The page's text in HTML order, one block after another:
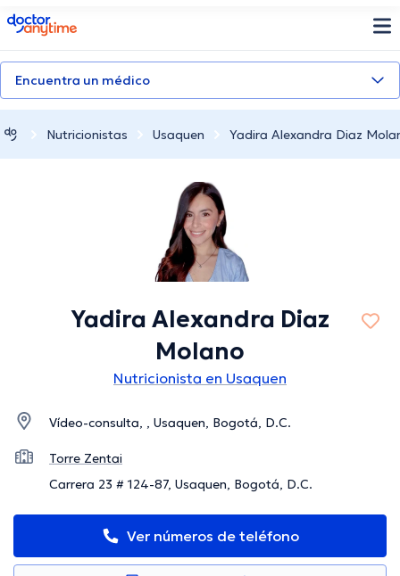
doctoranytime
Encuentra un médico
Nutricionistas Usaquen Yadira Alexandra Diaz
Yadira Alexandra Diaz
Molano
Nutricionista en Usaquen
Vídeo-consulta, , Usaquen, Bogotá, D.C.
Torre Zentai
Carrera 23 # 124-87, Usaquen, Bogotá, D.C.
Ver números de teléfono